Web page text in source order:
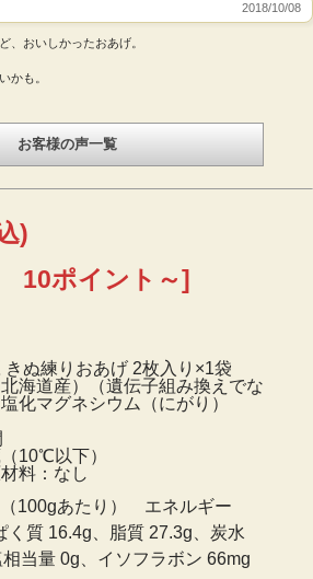
聞の口どけ食感をご賞味くださ
イシの特許製法が、従来の油揚げ
げていました。
ように練り上げ、トロトロの状態
。きめ細やかな生地は熱が伝わりや
ちだった「固さ」や「ボソボソ
従来の油揚げにはなかった発想
込む逸品です。
2018/10/08
、おいしかったおあげ。
かも。
お客様の声一覧
)
10ポイント～]
ぬ練りおあげ 2枚入り×1袋
海道産）（遺伝子組み換えでな
化マグネシウム（にがり）
10℃以下）
料：なし
100gあたり） エネルギー
く質 16.4g、脂質 27.3g、炭水
当量 0g、イソフラボン 66mg